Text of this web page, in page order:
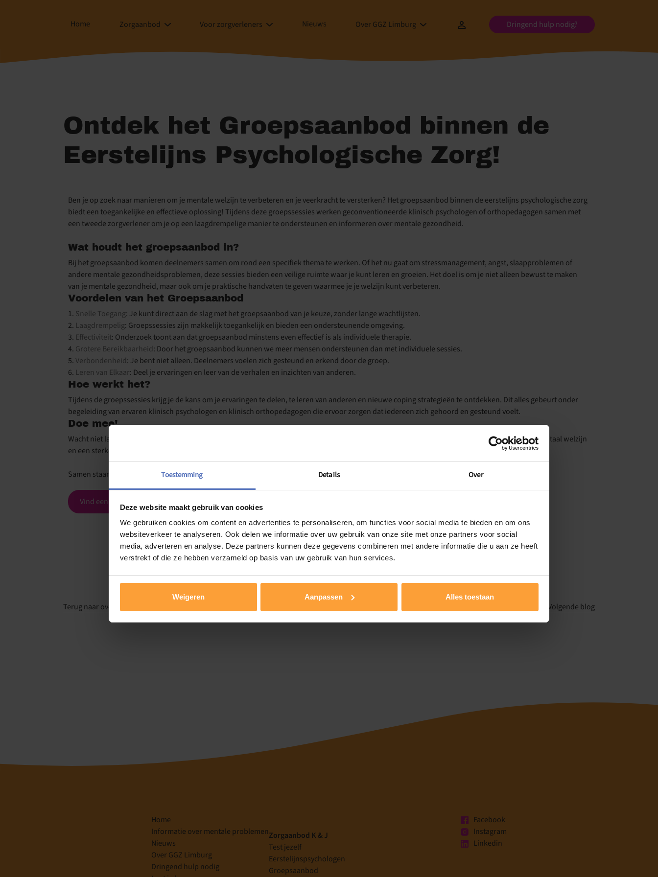
Toestemming Details Over
Deze website maakt gebruik van cookies
We gebruiken cookies om content en advertenties te personaliseren, om functies voor social media te bieden en om ons
websiteverkeer te analyseren. Ook delen we informatie over uw gebruik van onze site met onze partners voor social
media, adverteren en analyse. Deze partners kunnen deze gegevens combineren met andere informatie die u aan ze heeft
verstrekt of die ze hebben verzameld op basis van uw gebruik van hun services.
Weigeren Aanpassen Alles toestaan
Home Zorgaanbod Voor zorgverleners Nieuws Over GGZ Limburg Dringend hulp nodig?
Ontdek het Groepsaanbod binnen de
Eerstelijns Psychologische Zorg!
Ben je op zoek naar manieren om je mentale welzijn te verbeteren en je veerkracht te versterken? Het groepsaanbod binnen de eerstelijns psychologische zorg
biedt een toegankelijke en effectieve oplossing! Tijdens deze groepssessies werken geconventioneerde klinisch psychologen of orthopedagogen samen met
een tweede zorgverlener om je op een laagdrempelige manier te ondersteunen en informeren over mentale gezondheid.
Wat houdt het groepsaanbod in?
Bij het groepsaanbod komen deelnemers samen om rond een specifiek thema te werken. Of het nu gaat om stressmanagement, angst, slaapproblemen of
andere mentale gezondheidsproblemen, deze sessies bieden een veilige ruimte waar je kunt leren en groeien. Het doel is om je niet alleen bewust te maken
van je mentale gezondheid, maar ook om je praktische handvaten te geven waarmee je je welzijn kunt verbeteren.
Voordelen van het Groepsaanbod
1. Snelle Toegang: Je kunt direct aan de slag met het groepsaanbod van je keuze, zonder lange wachtlijsten.
2. Laagdrempelig: Groepssessies zijn makkelijk toegankelijk en bieden een ondersteunende omgeving.
3. Effectiviteit: Onderzoek toont aan dat groepsaanbod minstens even effectief is als individuele therapie.
4. Grotere Bereikbaarheid: Door het groepsaanbod kunnen we meer mensen ondersteunen dan met individuele sessies.
5. Verbondenheid: Je bent niet alleen. Deelnemers voelen zich gesteund en erkend door de groep.
6. Leren van Elkaar: Deel je ervaringen en leer van de verhalen en inzichten van anderen.
Hoe werkt het?
Tijdens de groepssessies krijg je de kans om je ervaringen te delen, te leren van anderen en nieuwe coping strategieën te ontdekken. Dit alles gebeurt onder
begeleiding van ervaren klinisch psychologen en klinisch orthopedagogen die ervoor zorgen dat iedereen zich gehoord en gesteund voelt.
Doe mee!
Wacht niet langer en maak gebruik van het groepsaanbod binnen de eerstelijns psychologische zorg. Samen kunnen we werken aan een beter mentaal welzijn
en een sterkere veerkracht.
Samen staan we sterker!
Vind een groepsaanbod
Terug naar overzicht
Deel deze blog
Volgende blog
Home
Informatie over mentale problemen
Nieuws
Over GGZ Limburg
Dringend hulp nodig
Zorgaanbod K & J
Test jezelf
Eerstelijnspsychologen
Groepsaanbod
Facebook
Instagram
Linkedin